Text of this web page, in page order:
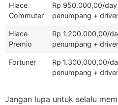
Hiace
Commuter
Rp 950.000,00/day
penumpang +
Hiace
Premio
Rp 1.200.000,00/
penumpang +
Fortuner
Rp 1.300.000,00/
penumpang +
Jangan lupa untuk selalu